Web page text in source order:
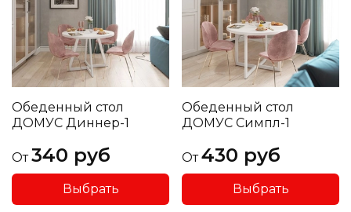
Обеденный стол
ДОМУС Диннер-1
От 340 руб
Выбрать
Обеденный стол
ДОМУС Симпл-1
От 430 руб
Выбрать